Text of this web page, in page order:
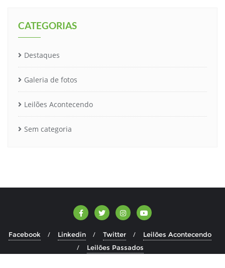
CATEGORIAS
Destaques
Galeria de fotos
Leilões Acontecendo
Sem categoria
Facebook Linkedin Twitter
Leilões Acontecendo
Leilões Passados